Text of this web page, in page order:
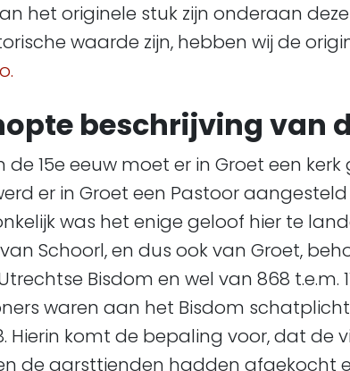
het originele stuk zijn onderaan
waarde zijn, hebben wij de
beschrijving van
de 15e eeuw moet er in Groet een
er in Groet een Pastoor
was het enige geloof hier te
van Schoorl, en dus ook van Groet,
Bisdom en wel van 868 t.e.m.
waren aan het Bisdom
Hierin komt de bepaling voor, dat de
de garsttienden hadden afgekocht